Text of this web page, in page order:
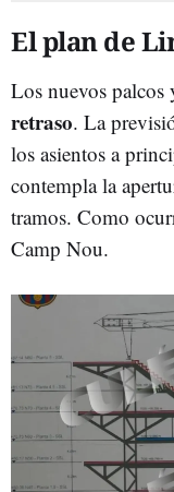
El plan de
Los nuevos palcos
retraso. La
los asientos a
contempla la
tramos. Como
Camp Nou.